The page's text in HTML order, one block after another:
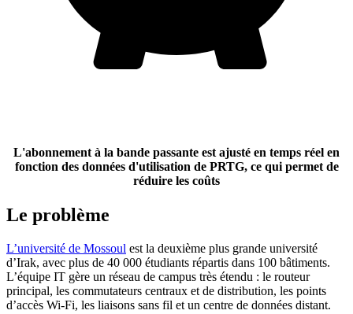
L'abonnement à la bande passante est ajusté en temps réel en
fonction des données d'utilisation de PRTG, ce qui permet de
réduire les coûts
Le problème
L’université de Mossoul est la deuxième plus grande université
d’Irak, avec plus de 40 000 étudiants répartis dans 100 bâtiments.
L’équipe IT gère un réseau de campus très étendu : le routeur
principal, les commutateurs centraux et de distribution, les points
d’accès Wi-Fi, les liaisons sans fil et un centre de données distant.